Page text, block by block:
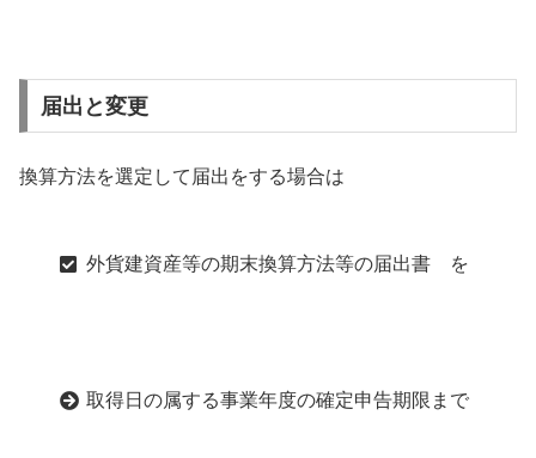
届出と変更
換算方法を選定して届出をする場合は
外貨建資産等の期末換算方法等の届出書 を
取得日の属する事業年度の確定申告期限まで